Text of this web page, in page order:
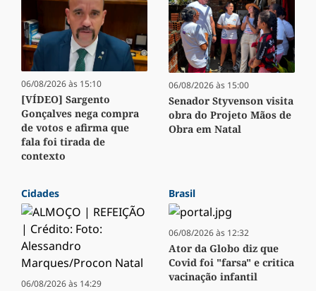
06/08/2026 às 15:10
[VÍDEO] Sargento
Gonçalves nega compra
de votos e afirma que
fala foi tirada de
contexto
06/08/2026 às 15:00
Senador Styvenson visita
obra do Projeto Mãos de
Obra em Natal
Cidades
06/08/2026 às 14:29
Brasil
06/08/2026 às 12:32
Ator da Globo diz que
Covid foi "farsa" e critica
vacinação infantil